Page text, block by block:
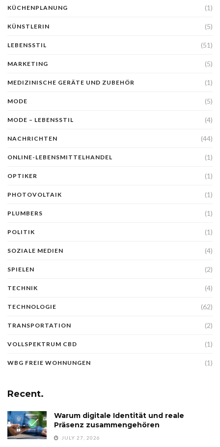
KÜCHENPLANUNG (1)
KÜNSTLERIN (5)
LEBENSSTIL (51)
MARKETING (5)
MEDIZINISCHE GERÄTE UND ZUBEHÖR (1)
MODE (5)
MODE – LEBENSSTIL (4)
NACHRICHTEN (44)
ONLINE-LEBENSMITTELHANDEL (1)
OPTIKER (1)
PHOTOVOLTAIK (1)
PLUMBERS (1)
POLITIK (1)
SOZIALE MEDIEN (4)
SPIELEN (2)
TECHNIK (4)
TECHNOLOGIE (62)
TRANSPORTATION (2)
VOLLSPEKTRUM CBD (1)
WBG FREIE WOHNUNGEN (1)
Recent.
Warum digitale Identität und reale
Präsenz zusammengehören
JULY 27, 2026